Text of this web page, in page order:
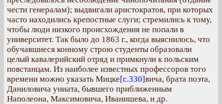
чести генералам); выдвигали аристократов, при которых
часто иаходились крепостные слуги; стремились к тому,
чтобы люди низкого происхождения не попали в
университет. Так было до 1863 г., когда выяснилось, что
обучавшиеся конному строю студенты образовали
целый кавалерийский отряд и примкнули к польским
повстанцам. Из наиболее известных профессоров того
времени можно указать Мицке[с.330]вича, брата поэта,
Даниловича униата, бывшего приближенным
Наполеона, Максимовича, Иванишева, и др.